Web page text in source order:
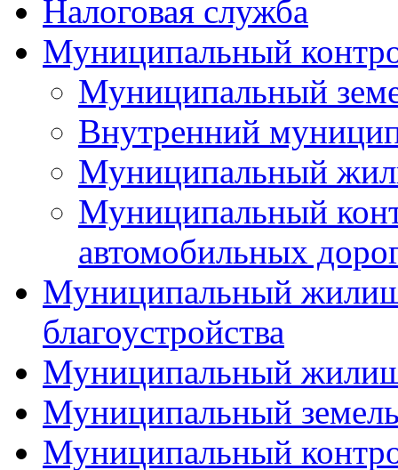
Налоговая служба
Муниципальный
Муниципальный
Внутренний
Муниципальный
Муниципальный
автомобильных
Муниципальный
благоустройства
Муниципальный
Муниципальный
Муниципальный